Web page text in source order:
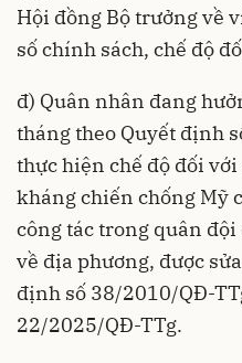
Hội đồng Bộ trưởng về
số chính sách, chế độ
đ) Quân nhân đang
tháng theo Quyết định
thực hiện chế độ đối
kháng chiến chống Mỹ
công tác trong quân
về địa phương, được
định số 38/2010/QĐ-
22/2025/QĐ-TTg.